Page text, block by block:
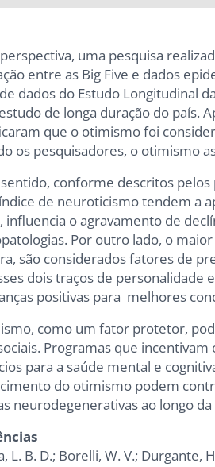
uma pesquisa
entre as Big Five e dados
dados do Estudo Longitudinal
de longa duração do país.
que o otimismo foi
os pesquisadores, o otimismo
conforme descritos
de neuroticismo tendem a
influencia o agravamento de
Por outro lado, o
são considerados fatores de
dois traços de personalidade
positivas para melhores
como um fator protetor,
Programas que
para a saúde mental e
do otimismo podem
neurodegenerativas ao longo da
L. B. D.; Borelli, W. V.;